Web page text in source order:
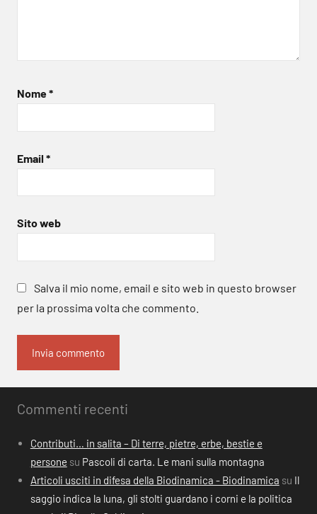
Nome*
Email *
Sito web
Salva il mio nome, email e sito web in questo browser
per la prossima volta che commento.
Commenti recenti
Contributi… in salita – Di terre, pietre, erbe, bestie e
persone su Pascoli di carta. Le mani sulla montagna
Articoli usciti in difesa della Biodinamica - Biodinamica su Il
saggio indica la luna, gli stolti guardano i corni e la politica